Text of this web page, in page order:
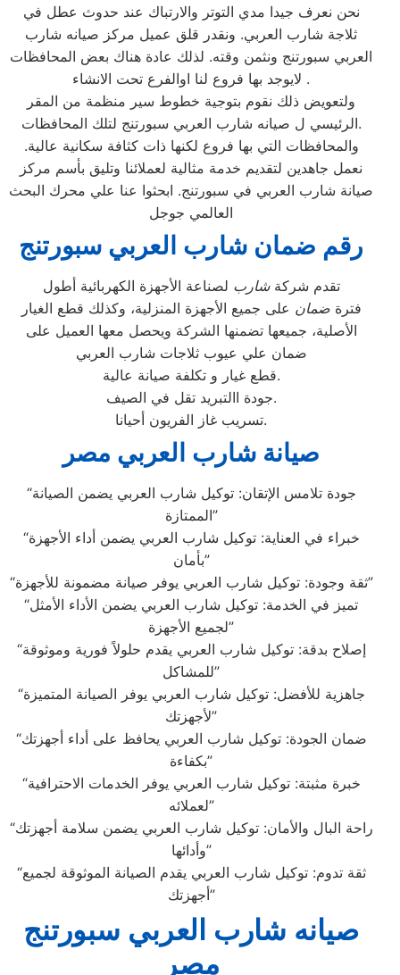
نحن نعرف جيدا مدي التوتر والارتباك عند حدوث عطل في
ثلاجة شارب العربي. ونقدر قلق عميل مركز صيانه شارب
العربي سبورتنج ونثمن وقته. لذلك عادة هناك بعض المحافظات
لايوجد بها فروع لنا اوالفرع تحت الانشاء .
ولتعويض ذلك نقوم بتوجية خطوط سير منظمة من المقر
الرئيسي ل صيانه شارب العربي سبورتنج لتلك المحافظات.
والمحافظات التي بها فروع لكنها ذات كثافة سكانية عالية.
نعمل جاهدين لتقديم خدمة مثالية لعملائنا وتليق بأسم مركز
صيانة شارب العربي في سبورتنج. ابحثوا عنا علي محرك البحث
العالمي جوجل
رقم ضمان شارب العربي سبورتنج
تقدم شركةشارب لصناعة الأجهزة الكهربائية أطول
فترةضمان على جميع الأجهزة المنزلية، وكذلك قطع الغيار
الأصلية، جميعها تضمنها الشركة ويحصل معها العميل على
ضمان علي عيوب ثلاجات شارب العربي
قطع غيار و تكلفة صيانة عالية.
جودة االتبريد تقل في الصيف.
تسريب غاز الفريون أحيانا.
صيانة شارب العربي مصر
“جودة تلامس الإتقان: توكيل شارب العربي يضمن الصيانة
الممتازة”
“خبراء في العناية: توكيل شارب العربي يضمن أداء الأجهزة
بأمان”
“ثقة وجودة: توكيل شارب العربي يوفر صيانة مضمونة للأجهزة”
“تميز في الخدمة: توكيل شارب العربي يضمن الأداء الأمثل
لجميع الأجهزة”
“إصلاح بدقة: توكيل شارب العربي يقدم حلولاً فورية وموثوقة
للمشاكل”
“جاهزية للأفضل: توكيل شارب العربي يوفر الصيانة المتميزة
لأجهزتك”
“ضمان الجودة: توكيل شارب العربي يحافظ على أداء أجهزتك
بكفاءة”
“خبرة مثبتة: توكيل شارب العربي يوفر الخدمات الاحترافية
لعملائه”
“راحة البال والأمان: توكيل شارب العربي يضمن سلامة أجهزتك
وأدائها”
“ثقة تدوم: توكيل شارب العربي يقدم الصيانة الموثوقة لجميع
أجهزتك”
صيانه شارب العربي سبورتنج
مصر